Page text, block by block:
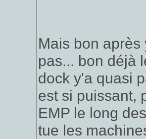
Mais bon
pas... bon déjà
dock y'a quasi
est si puissant,
EMP le long
tue les